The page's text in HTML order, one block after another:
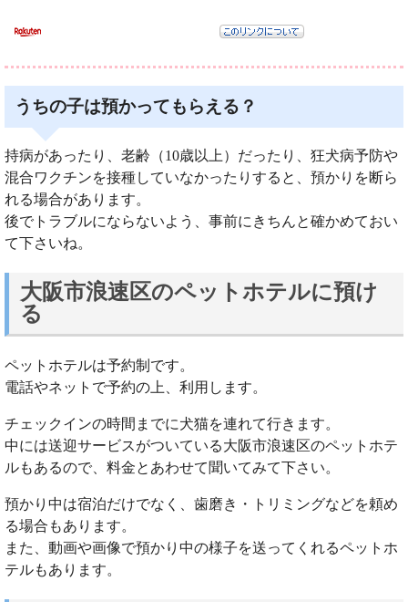
うちの子は預かってもらえる？
持病があったり、老齢（10歳以上）だったり、狂犬病予防や
混合ワクチンを接種していなかったりすると、預かりを断ら
れる場合があります。
後でトラブルにならないよう、事前にきちんと確かめておい
て下さいね。
大阪市浪速区のペットホテルに預け
る
ペットホテルは予約制です。
電話やネットで予約の上、利用します。
チェックインの時間までに犬猫を連れて行きます。
中には送迎サービスがついている大阪市浪速区のペットホテ
ルもあるので、料金とあわせて聞いてみて下さい。
預かり中は宿泊だけでなく、歯磨き・トリミングなどを頼め
る場合もあります。
また、動画や画像で預かり中の様子を送ってくれるペットホ
テルもあります。